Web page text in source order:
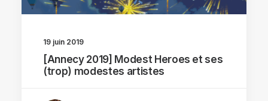
19 juin 2019
[Annecy 2019] Modest Heroes et ses
(trop) modestes artistes